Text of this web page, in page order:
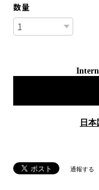
数量
日
通報する